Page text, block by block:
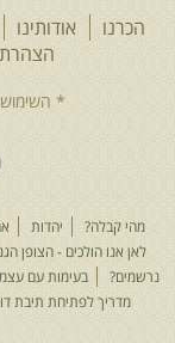
הכרנו אודותינו
מהי קבלה? יהדות
לאן אנו הולכים - הצופן
נרשמים?
בעימות עם
מדריך לפתיחת תיבת